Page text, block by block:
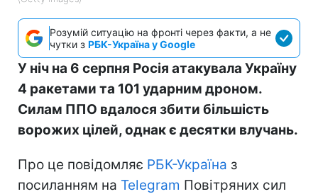
Розумій ситуацію на фронті через факти, а не
чутки з РБК-Україна у Google
У ніч на 6 серпня Росія атакувала Україну
4 ракетами та 101 ударним дроном.
Силам ППО вдалося збити більшість
ворожих цілей, однак є десятки влучань.
Про це повідомляє РБК-Україна з
посиланням на Telegram Повітряних сил